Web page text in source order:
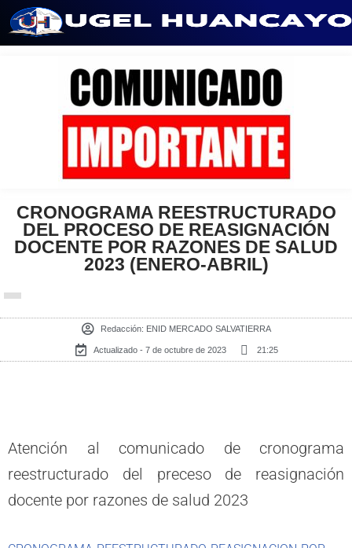
CRONOGRAMA REESTRUCTURADO
DEL PROCESO DE REASIGNACIÓN
DOCENTE POR RAZONES DE SALUD
2023 (ENERO-ABRIL)
Redacción: ENID MERCADO SALVATIERRA
Actualizado - 7 de octubre de 2023 21:25
Atención al comunicado de cronograma
reestructurado del preceso de reasignación
docente por razones de salud 2023